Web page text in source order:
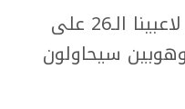
وتابع: «يجب أن ينصب تركيز لاعبينا الـ26 على
سيحاولون